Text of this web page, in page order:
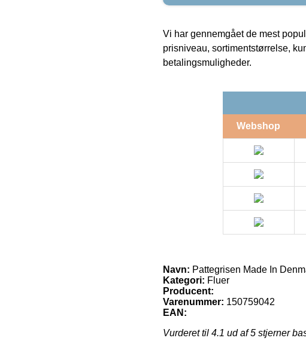
Vi har gennemgået de mest
prisniveau, sortimentstørrelse,
betalingsmuligheder.
Webshop
Navn: Pattegrisen Made In
Kategori: Fluer
Producent:
Varenummer: 150759042
EAN:
Vurderet til 4.1 ud af 5 stjerner